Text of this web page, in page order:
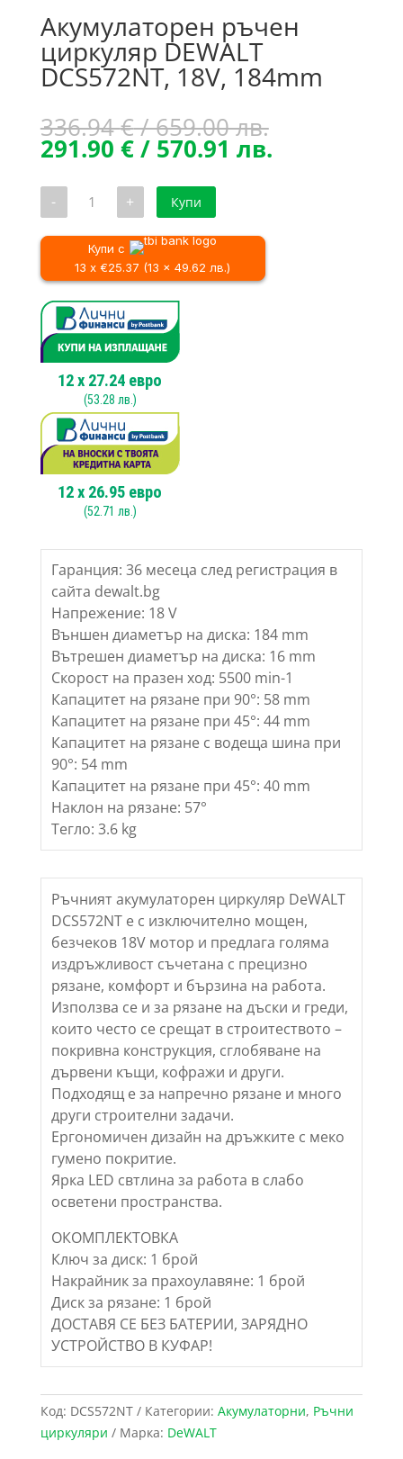
Акумулаторен ръчен
циркуляр DEWALT
DCS572NT, 18V, 184mm
336.94€/ 659.00 лв.Original
price
291.90 €/ 570.91 лв.Текущата
- количество
Акумулаторен
ръчен
циркуляр
DEWALT
DCS572NT,
184mm
+ Купи
Купи с
13 x €25.37 (13 x 49.62 лв.)
12x 27.24 евро
(53.28 лв.)
12x 26.95 евро
(52.71 лв.)
Гаранция: 36 месеца след регистрация в
сайта dewalt.bg
Напрежение: 18 V
Външен диаметър на диска: 184 mm
Вътрешен диаметър на диска: 16 mm
Скорост на празен ход: 5500 min-1
Капацитет на рязане при 90°: 58 mm
Капацитет на рязане при 45°: 44 mm
Капацитет на рязане с водеща шина при
90°: 54 mm
Капацитет на рязане при 45°: 40 mm
Наклон на рязане: 57°
Тегло: 3.6 kg
Ръчният акумулаторен циркуляр DeWALT
DCS572NT е с изключително мощен,
безчеков 18V мотор и предлага голяма
издръжливост съчетана с прецизно
рязане, комфорт и бързина на работа.
Използва се и за рязане на дъски и греди,
които често се срещат в строитеството –
покривна конструкция, сглобяване на
дървени къщи, кофражи и други.
Подходящ е за напречно рязане и много
други строителни задачи.
Ергономичен дизайн на дръжките с меко
гумено покритие.
Ярка LED свтлина за работа в слабо
осветени пространства.
ОКОМПЛЕКТОВКА
Ключ за диск: 1 брой
Накрайник за прахоулавяне: 1 брой
Диск за рязане: 1 брой
ДОСТАВЯ СЕ БЕЗ БАТЕРИИ, ЗАРЯДНО
УСТРОЙСТВО В КУФАР!
Код: DCS572NT Категории: Акумулаторни, Ръчни
циркуляри
Марка: DeWALT